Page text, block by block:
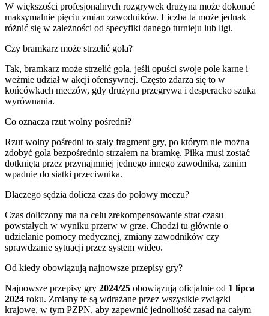
W większości profesjonalnych rozgrywek drużyna może dokonać
maksymalnie pięciu zmian zawodników. Liczba ta może jednak
różnić się w zależności od specyfiki danego turnieju lub ligi.
Czy bramkarz może strzelić gola?
Tak, bramkarz może strzelić gola, jeśli opuści swoje pole karne i
weźmie udział w akcji ofensywnej. Często zdarza się to w
końcówkach meczów, gdy drużyna przegrywa i desperacko szuka
wyrównania.
Co oznacza rzut wolny pośredni?
Rzut wolny pośredni to stały fragment gry, po którym nie można
zdobyć gola bezpośrednio strzałem na bramkę. Piłka musi zostać
dotknięta przez przynajmniej jednego innego zawodnika, zanim
wpadnie do siatki przeciwnika.
Dlaczego sędzia dolicza czas do połowy meczu?
Czas doliczony ma na celu zrekompensowanie strat czasu
powstałych w wyniku przerw w grze. Chodzi tu głównie o
udzielanie pomocy medycznej, zmiany zawodników czy
sprawdzanie sytuacji przez system wideo.
Od kiedy obowiązują najnowsze przepisy gry?
Najnowsze przepisy gry 2024/25 obowiązują oficjalnie od 1 lipca
2024 roku. Zmiany te są wdrażane przez wszystkie związki
krajowe, w tym PZPN, aby zapewnić jednolitość zasad na całym